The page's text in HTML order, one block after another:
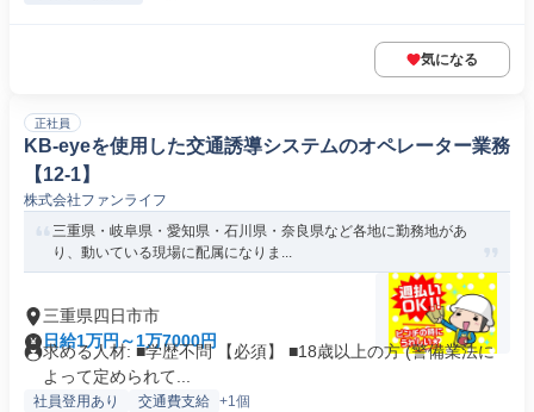
気になる
正社員
KB‐eyeを使用した交通誘導システムのオペレーター業務
【12-1】
株式会社ファンライフ
三重県・岐阜県・愛知県・石川県・奈良県など各地に勤務地があ
り、動いている現場に配属になりま...
三重県四日市市
日給1万円～1万7000円
求める人材: ■学歴不問 【必須】 ■18歳以上の方 (警備業法に
よって定められて...
社員登用あり 交通費支給 +1個